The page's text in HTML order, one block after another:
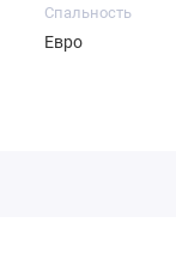
Спальность
Евро